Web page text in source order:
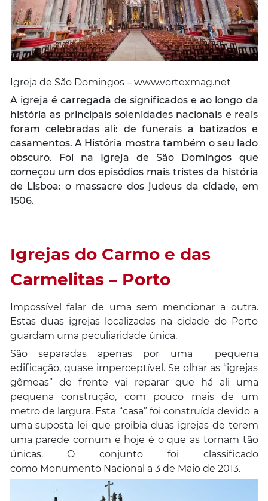
Igreja de São Domingos – www.vortexmag.net
A igreja é carregada de significados e ao longo da
história as principais solenidades nacionais e reais
foram celebradas ali: de funerais a batizados e
casamentos. A História mostra também o seu lado
obscuro. Foi na Igreja de São Domingos que
começou um dos episódios mais tristes da história
de Lisboa: o massacre dos judeus da cidade, em
1506.
Igrejas do Carmo e das
Carmelitas – Porto
Impossível falar de uma sem mencionar a outra.
Estas duas igrejas localizadas na cidade do Porto
guardam uma peculiaridade única.
São separadas apenas por uma pequena
edificação, quase imperceptível. Se olhar as “igrejas
gêmeas” de frente vai reparar que há ali uma
pequena construção, com pouco mais de um
metro de largura. Esta “casa” foi construída devido a
uma suposta lei que proibia duas igrejas de terem
uma parede comum e hoje é o que as tornam tão
únicas. O conjunto foi classificado
como Monumento Nacional a 3 de Maio de 2013.